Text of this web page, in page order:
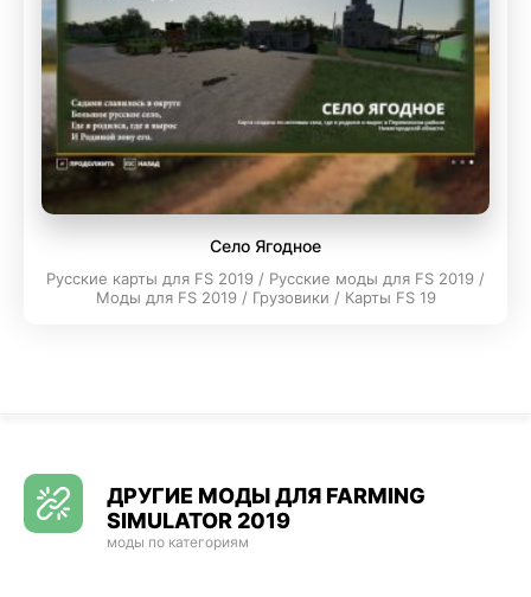
Село Ягодное
Русские карты для FS 2019 / Русские моды для FS 2019 /
Моды для FS 2019 / Грузовики / Карты FS 19
ДРУГИЕ МОДЫ ДЛЯ FARMING
SIMULATOR 2019
моды по категориям